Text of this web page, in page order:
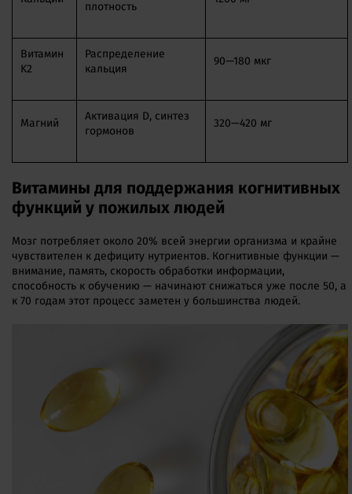
плотность
Витамин
K2
Распределение
кальция
90—180 мкг
Магний
Активация D, синтез
гормонов
320—420 мг
Витамины для поддержания когнитивных
функций у пожилых людей
Мозг потребляет около 20% всей энергии организма и крайне
чувствителен к дефициту нутриентов. Когнитивные функции —
внимание, память, скорость обработки информации,
способность к обучению — начинают снижаться уже после 50, а
к 70 годам этот процесс заметен у большинства людей.